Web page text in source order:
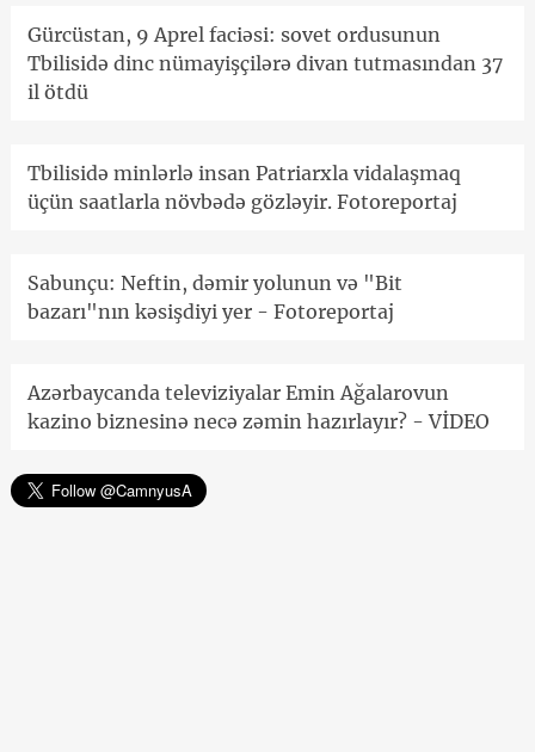
Gürcüstan, 9 Aprel faciəsi: sovet ordusunun
Tbilisidə dinc nümayişçilərə divan tutmasından 37
il ötdü
Tbilisidə minlərlə insan Patriarxla vidalaşmaq
üçün saatlarla növbədə gözləyir. Fotoreportaj
Sabunçu: Neftin, dəmir yolunun və "Bit
bazarı"nın kəsişdiyi yer - Fotoreportaj
Azərbaycanda televiziyalar Emin Ağalarovun
kazino biznesinə necə zəmin hazırlayır? - VİDEO